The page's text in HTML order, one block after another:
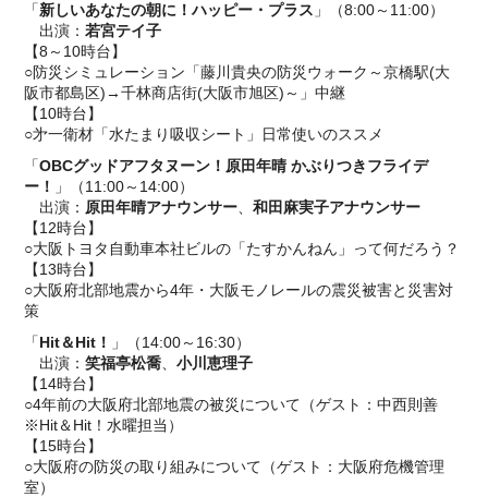
「新しいあなたの朝に！ハッピー・プラス 」（8:00～11:00）
出演：若宮テイ子
【8～10時台】
○防災シミュレーション「藤川貴央の防災ウォーク～京橋駅(大
阪市都島区)→千林商店街(大阪市旭区)～」中継
【10時台】
○㐧一衛材「水たまり吸収シート」日常使いのススメ
「OBCグッドアフタヌーン！原田年晴 かぶりつきフライデ
ー！
」（11:00～14:00）
出演： 原田年晴アナウンサー 、和田麻実子アナウンサー
【12時台】
○大阪トヨタ自動車本社ビルの「たすかんねん」って何だろう？
【13時台】
○大阪府北部地震から4年・大阪モノレールの震災被害と災害対
策
「Hit＆Hit！
」（14:00～16:30）
出演：笑福亭松喬 、小川恵理子
【14時台】
○4年前の大阪府北部地震の被災について（ゲスト：中西則善
※Hit＆Hit！水曜担当）
【15時台】
○大阪府の防災の取り組みについて（ゲスト：大阪府危機管理
室）